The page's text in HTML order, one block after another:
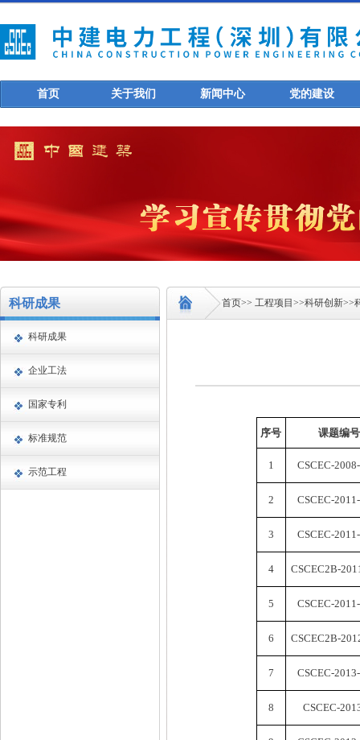
首页 关于我们 新闻中心 党的建设
科研成果
科研成果
企业工法
国家专利
标准规范
示范工程
首页>> 工程项目 >>科研创新>>
序号 课题编号
1 CSCEC-
2 CSCEC-
3 CSCEC-
4 CSCEC2B-
5 CSCEC-
6 CSCEC2B-
7 CSCEC-
8 CSCEC-